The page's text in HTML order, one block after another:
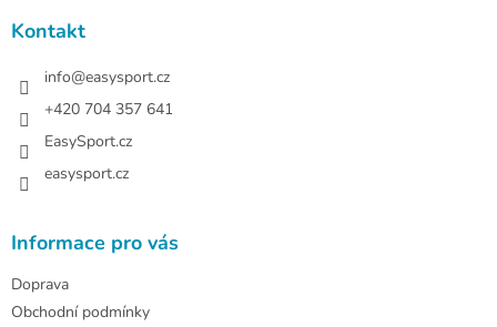
Kontakt
info@easysport.cz
+420 704 357 641
EasySport.cz
easysport.cz
Informace pro vás
Doprava
Obchodní podmínky